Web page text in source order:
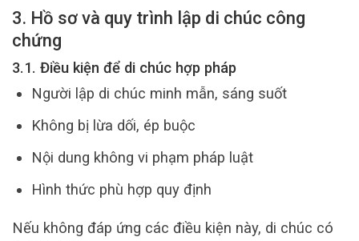
3. Hồ sơ và quy trình lập di chúc công
chứng
3.1. Điều kiện để di chúc hợp pháp
Người lập di chúc minh mẫn, sáng suốt
Không bị lừa dối, ép buộc
Nội dung không vi phạm pháp luật
Hình thức phù hợp quy định
Nếu không đáp ứng các điều kiện này, di chúc có